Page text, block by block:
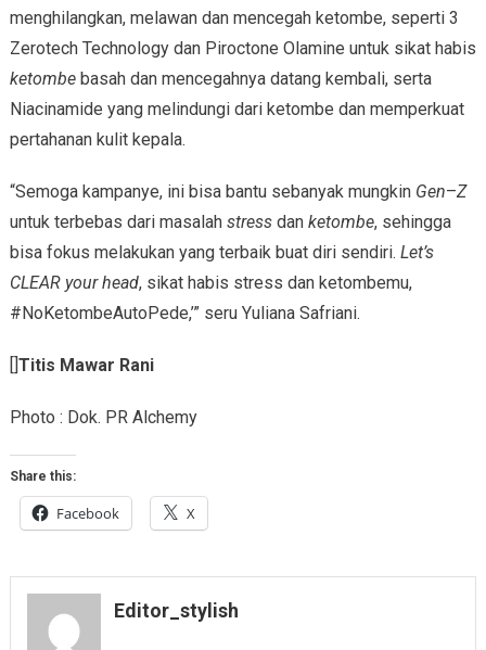
menghilangkan, melawan dan mencegah ketombe, seperti 3
Zerotech Technology dan Piroctone Olamine untuk sikat habis
ketombebasah dan mencegahnya datang kembali, serta
Niacinamide yang melindungi dari ketombe dan memperkuat
pertahanan kulit kepala.
“Semoga kampanye, ini bisa bantu sebanyak mungkin Gen–Z
untuk terbebas dari masalah stressdan ketombe, sehingga
bisa fokus melakukan yang terbaik buat diri sendiri. Let’s
CLEAR your head, sikat habis stress dan ketombemu,
#NoKetombeAutoPede,’” seru Yuliana Safriani.
Titis Mawar Rani
Photo : Dok. PR Alchemy
Share this:
Facebook X
Editor_stylish